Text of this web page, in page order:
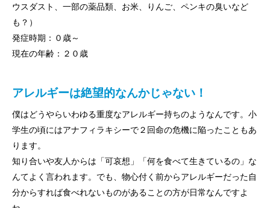
ウスダスト、一部の薬品類、お米、りんご、ペンキの臭いなど
も？）
発症時期：０歳～
現在の年齢：２０歳
アレルギーは絶望的なんかじゃない！
僕はどうやらいわゆる重度なアレルギー持ちのようなんです。小
学生の頃にはアナフィラキシーで２回命の危機に陥ったこともあ
ります。
知り合いや友人からは「可哀想」「何を食べて生きているの」な
んてよく言われます。でも、物心付く前からアレルギーだった自
分からすれば食べれないものがあることの方が日常なんですよ